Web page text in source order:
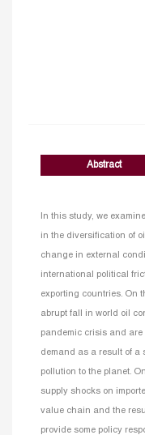
Abstract
In this study, we
in the diversification of
change in external
international political
exporting countries. On
abrupt fall in world oil
pandemic crisis and are
demand as a result of a
pollution to the planet.
supply shocks on
value chain and the
provide some policy